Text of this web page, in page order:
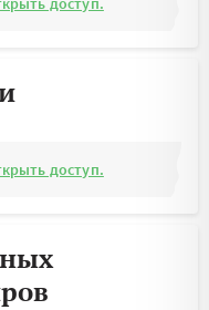
доступ.